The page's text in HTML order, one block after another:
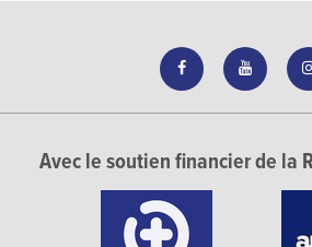
Avec le soutien financier de la